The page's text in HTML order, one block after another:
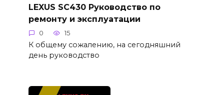
LEXUS SC430 Руководство по
ремонту и эксплуатации
0 15
К общему сожалению, на сегодняшний
день руководство